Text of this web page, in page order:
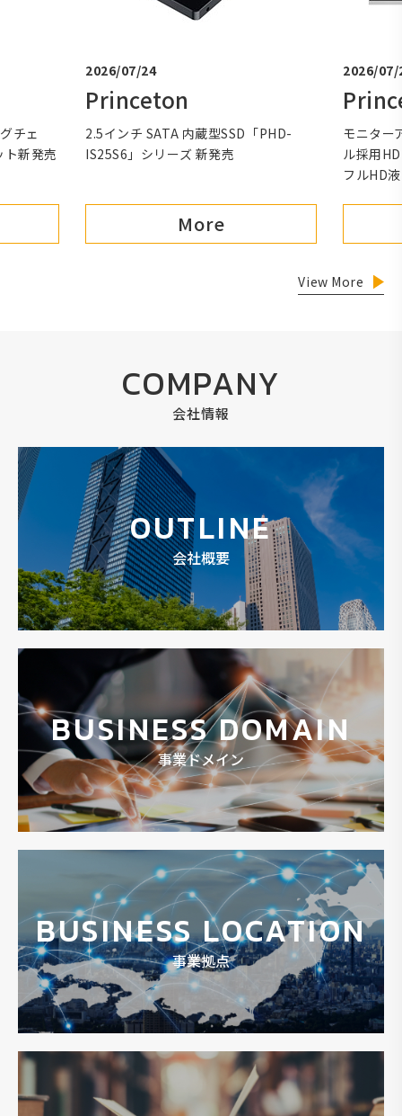
チェ
新発売
2026/07/24
Princeton
2.5インチ SATA 内蔵型SSD「PHD-
IS25S6」シリーズ 新発売
More
2026/07/
モニター
ル採用
フルHD
View More
COMPANY
会社情報
OUTLINE
会社概要
BUSINESS DOMAIN
事業ドメイン
BUSINESS LOCATION
事業拠点